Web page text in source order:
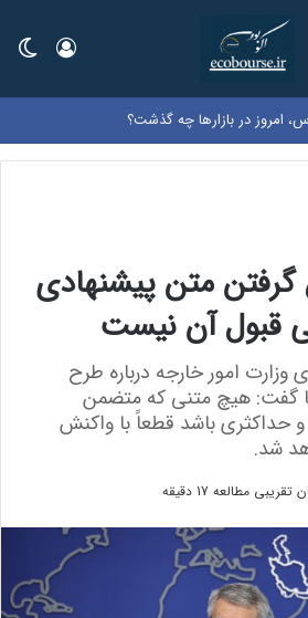
ورود
در بورس اعلام شد
متن پیشنهادی
قبول آن نیست
امور خارجه درباره طرح
گفت: هیچ متنی که متضمن
حداکثری باشد قطعاً با واکنش
شد.
تقریبی مطالعه 17 دقیقه